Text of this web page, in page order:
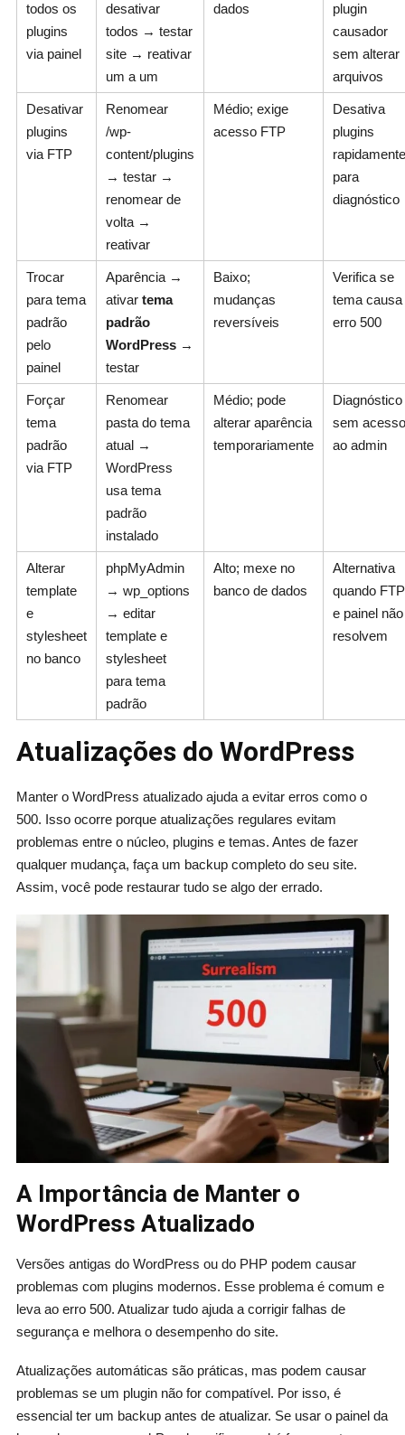
todos os
plugins
via painel
desativar
todos → testar
site → reativar
um a um
dados
plugin
causador
sem alterar
arquivos
Desativar
plugins
via FTP
Renomear
/wp-
content/plugins
→ testar →
renomear de
volta →
reativar
Médio; exige
acesso FTP
Desativa
plugins
rapidamente
para
diagnóstico
Trocar
para tema
padrão
pelo
painel
Aparência →
ativar tema
padrão
WordPress→
testar
Baixo;
mudanças
reversíveis
Verifica se
tema causa
erro 500
Forçar
tema
padrão
via FTP
Renomear
pasta do tema
atual →
WordPress
usa tema
padrão
instalado
Médio; pode
alterar aparência
temporariamente
Diagnóstico
sem acesso
ao admin
Alterar
template
e
stylesheet
no banco
phpMyAdmin
→ wp_options
→ editar
template e
stylesheet
para tema
padrão
Alto; mexe no
banco de dados
Alternativa
quando FTP
e painel não
resolvem
Atualizações do WordPress
Manter o WordPress atualizado ajuda a evitar erros como o
500. Isso ocorre porque atualizações regulares evitam
problemas entre o núcleo, plugins e temas. Antes de fazer
qualquer mudança, faça um backup completo do seu site.
Assim, você pode restaurar tudo se algo der errado.
A Importância de Manter o
WordPress Atualizado
Versões antigas do WordPress ou do PHP podem causar
problemas com plugins modernos. Esse problema é comum e
leva ao erro 500. Atualizar tudo ajuda a corrigir falhas de
segurança e melhora o desempenho do site.
Atualizações automáticas são práticas, mas podem causar
problemas se um plugin não for compatível. Por isso, é
essencial ter um backup antes de atualizar. Se usar o painel da